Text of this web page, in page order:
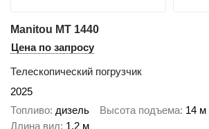
Manitou MT 1440
Цена по запросу
Телескопический погрузчик
2025
Топливо дизель Высота подъема 14 м
Длина вил 1,2 м